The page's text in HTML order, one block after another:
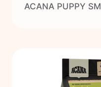
ACANA PUPPY